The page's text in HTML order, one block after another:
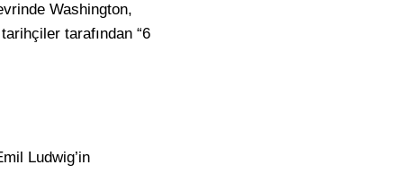
Washington,
tarafından “6
Ludwig’in